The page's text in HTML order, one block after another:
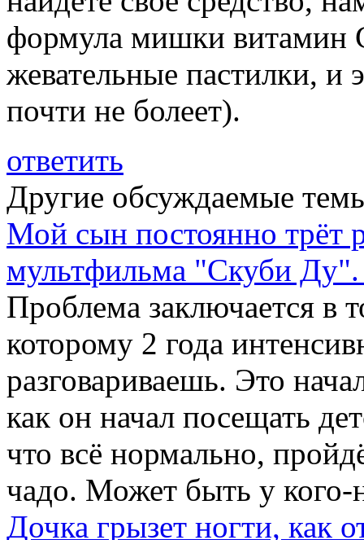
формула мишки витамин
жевательные пастилки, и
почти не болеет).
ответить
Другие обсуждаемые
Мой сын постоянно трёт
мультфильма "Скуби Ду".
Проблема заключается
которому 2 года
разговариваешь. Это
как он начал посещать
что всё нормально,
чадо. Может быть у кого-
Дочка грызет ногти, как